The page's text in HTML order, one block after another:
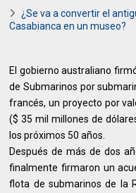
¿Se va a convertir el
Casabianca en un museo?
El gobierno australiano
de Submarinos por
francés, un proyecto por
($ 35 mil millones de
los próximos 50 años.
Después de más de dos
finalmente firmaron un
flota de submarinos de la